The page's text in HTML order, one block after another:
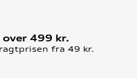
499 kr.
fra 49 kr.